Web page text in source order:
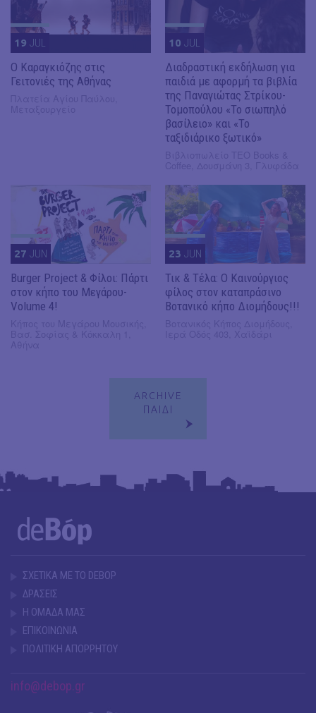
19 JUL
​Ο Καραγκιόζης στις
Γειτονιές της Αθήνας
10 JUL
Διαδραστική εκδήλωση για
παιδιά με αφορμή τα βιβλία
της Παναγιώτας Στρίκου-
Τομοπούλου «Το σιωπηλό
βασίλειο» και «Το
ταξιδιάρικο ξωτικό»
27 JUN
Burger Project & Φίλοι: Πάρτι
στον κήπο του Μεγάρου-
Volume 4!
23 JUN
Τικ & Τέλα: Ο Καινούργιος
φίλος στον καταπράσινο
Βοτανικό κήπο Διομήδους!!!
ARCHIVE
ΠΑΙΔΙ
ΣΧΕΤΙΚΑ ΜΕ ΤΟ DEBOP
ΔΡΑΣΕΙΣ
Η ΟΜΑΔΑ ΜΑΣ
ΕΠΙΚΟΙΝΩΝΙΑ
ΠΟΛΙΤΙΚΗ ΑΠΟΡΡΗΤΟΥ
info@debop.gr